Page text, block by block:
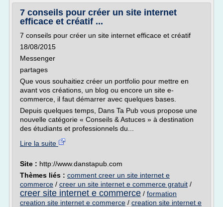
7 conseils pour créer un site internet
efficace et créatif ...
7 conseils pour créer un site internet efficace et créatif
18/08/2015
Messenger
partages
Que vous souhaitiez créer un portfolio pour mettre en
avant vos créations, un blog ou encore un site e-
commerce, il faut démarrer avec quelques bases.
Depuis quelques temps, Dans Ta Pub vous propose une
nouvelle catégorie « Conseils & Astuces » à destination
des étudiants et professionnels du...
Lire la suite
Site : http://www.danstapub.com
Thèmes liés : comment creer un site internet e
commerce / creer un site internet e commerce gratuit /
creer site internet e commerce / formation
creation site internet e commerce / creation site internet e